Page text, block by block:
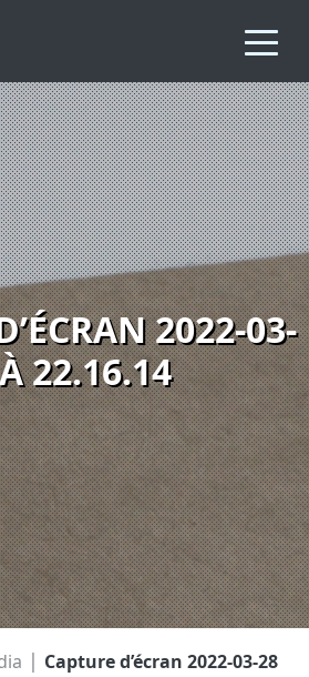
2022-03-
22.16.14
| Capture d’écran 2022-03-28